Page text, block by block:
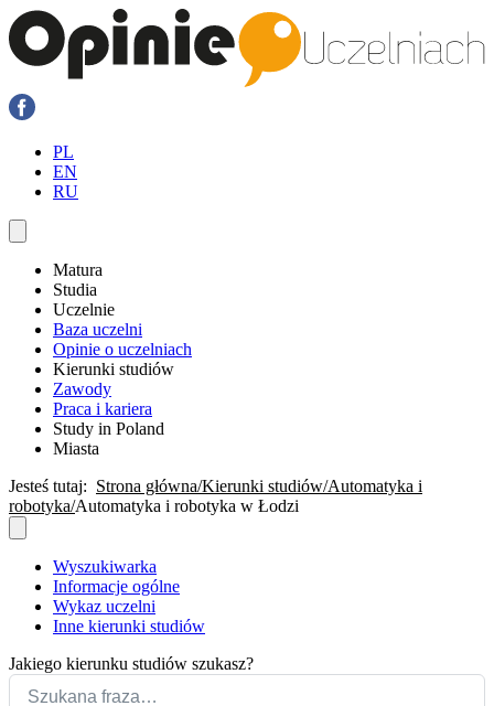
PL
EN
RU
Matura
Studia
Uczelnie
Baza uczelni
Opinie o uczelniach
Kierunki studiów
Zawody
Praca i kariera
Study in Poland
Miasta
Jesteś tutaj: Strona główna Kierunki studiów Automatyka i
robotyka Automatyka i robotyka w Łodzi
Wyszukiwarka
Informacje ogólne
Wykaz uczelni
Inne kierunki studiów
Jakiego kierunku studiów szukasz?